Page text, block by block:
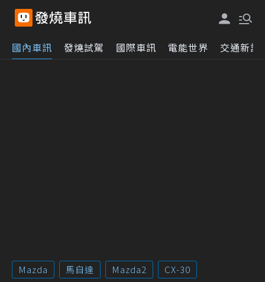
國內車訊 發燒試駕 國際車訊 電能世界 交通新訊
Mazda 馬自達 Mazda2 CX-30